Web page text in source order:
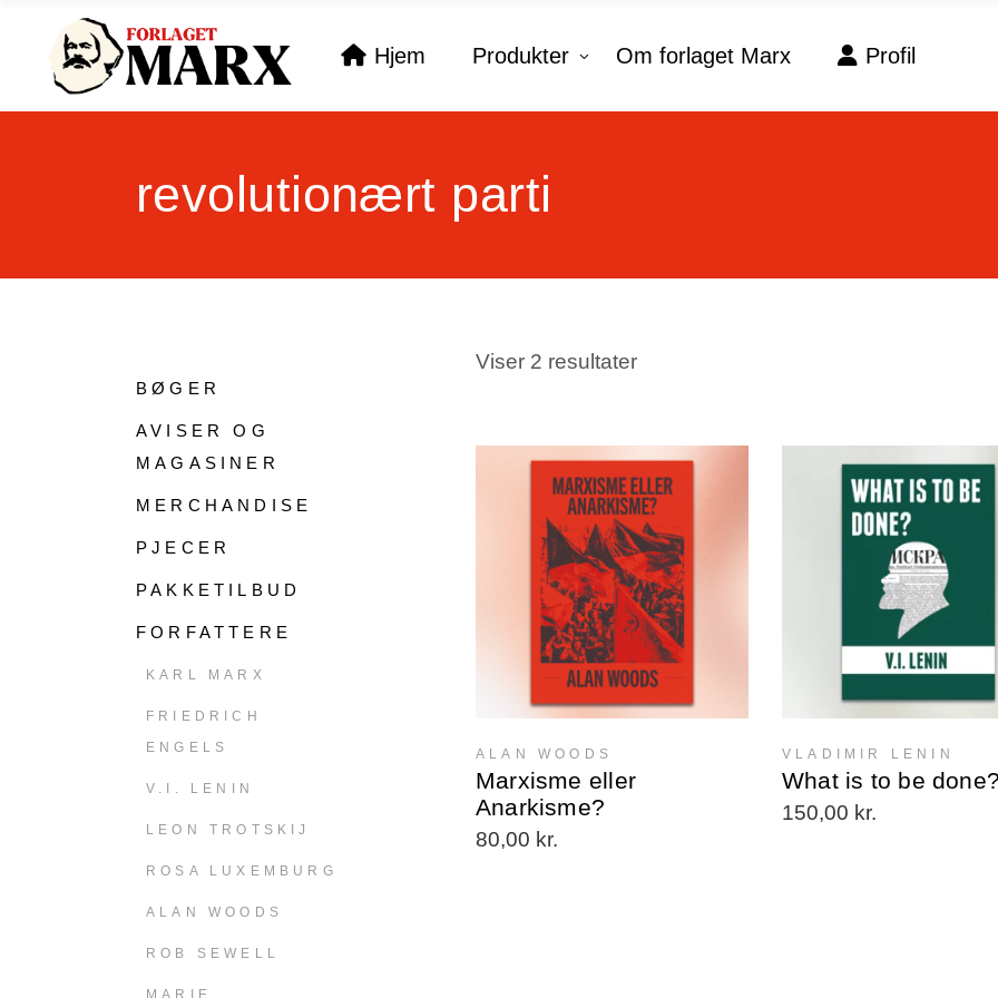
Hjem Produkter Om forlaget Marx Profil
revolutionært parti
Viser 2 resultaterSorteret
seneste
ALAN WOODS
Marxisme eller
Anarkisme?
80,00 kr.
VLADIMIR LENIN
What is to be
150,00 kr.
BØGER
AVISER OG
MAGASINER
MERCHANDISE
PJECER
PAKKETILBUD
FORFATTERE
KARL MARX
FRIEDRICH
ENGELS
V.I. LENIN
LEON TROTSKIJ
ROSA LUXEMBURG
ALAN WOODS
ROB SEWELL
MARIE